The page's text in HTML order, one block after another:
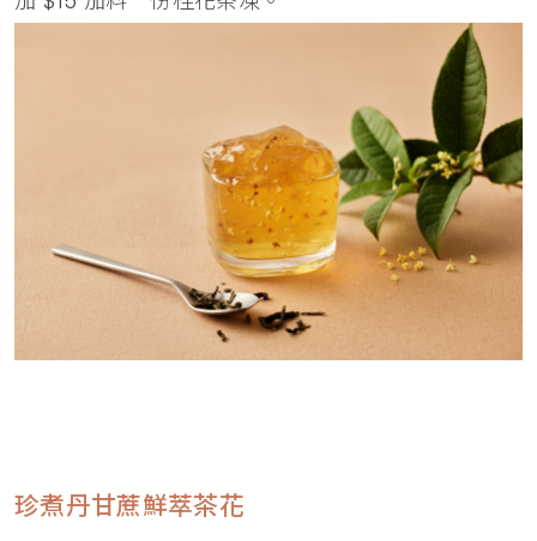
珍煮丹甘蔗鮮萃茶花